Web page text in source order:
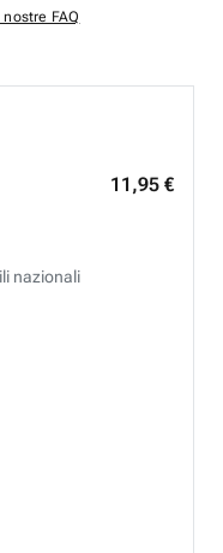
11,95 €
nazionali
FAQ